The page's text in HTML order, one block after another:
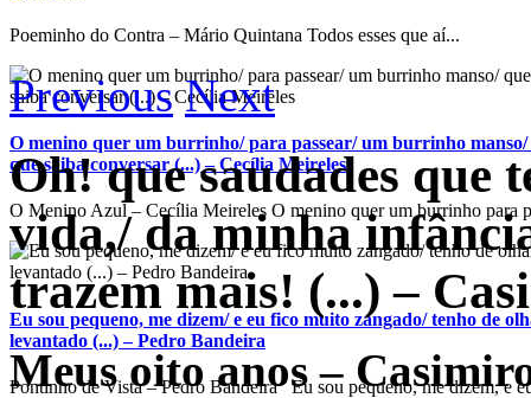
Poeminho do Contra – Mário Quintana Todos esses que aí...
O menino quer um burrinho/ para passear/ um burrinho manso/
que saiba conversar (...) – Cecília Meireles
O Menino Azul – Cecília Meireles O menino quer um burrinho para
Eu sou pequeno, me dizem/ e eu fico muito zangado/ tenho de
levantado (...) – Pedro Bandeira
Pontinho de Vista – Pedro Bandeira Eu sou pequeno, me dizem, e
Previous Next
Oh! que saudades que
vida,/ da minha
trazem mais! (...) –
Meus oito anos –